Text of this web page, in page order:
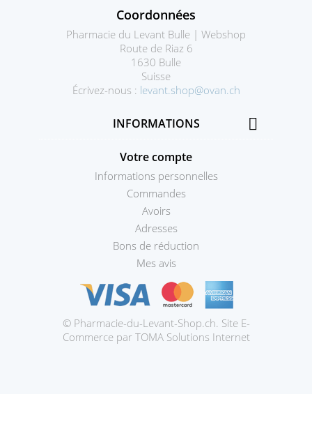
Coordonnées
Pharmacie du Levant Bulle | Webshop
Route de Riaz 6
1630 Bulle
Suisse
Écrivez-nous : levant.shop@ovan.ch
INFORMATIONS 
Votre compte
Informations personnelles
Commandes
Avoirs
Adresses
Bons de réduction
Mes avis
© Pharmacie-du-Levant-Shop.ch. Site E-
Commerce par TOMA Solutions InternetPrestashop